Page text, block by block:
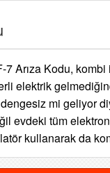
7 Arıza Kodu,
elektrik
mi geliyor
evdeki tüm
kullanarak da